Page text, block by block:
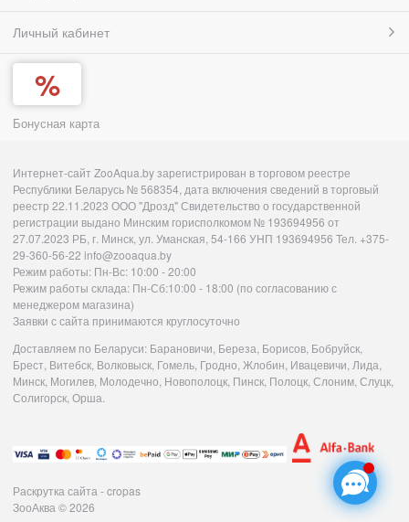
Личный кабинет
Бонусная карта
Интернет-сайт ZooAqua.by зарегистрирован в торговом реестре
Республики Беларусь № 568354, дата включения сведений в торговый
реестр 22.11.2023 ООО "Дрозд" Свидетельство о государственной
регистрации выдано Минским горисполкомом № 193694956 от
27.07.2023 РБ, г. Минск, ул. Уманская, 54-166 УНП 193694956 Тел. +375-
29-360-56-22 info@zooaqua.by
Режим работы: Пн-Вс: 10:00 - 20:00
Режим работы склада: Пн-Сб:10:00 - 18:00 (по согласованию с
менеджером магазина)
Заявки с сайта принимаются круглосуточно
Доставляем по Беларуси: Барановичи, Береза, Борисов, Бобруйск,
Брест, Витебск, Волковыск, Гомель, Гродно, Жлобин, Ивацевичи, Лида,
Минск, Могилев, Молодечно, Новополоцк, Пинск, Полоцк, Слоним, Слуцк,
Солигорск, Орша.
Раскрутка сайта - cropas
ЗооАква © 2026